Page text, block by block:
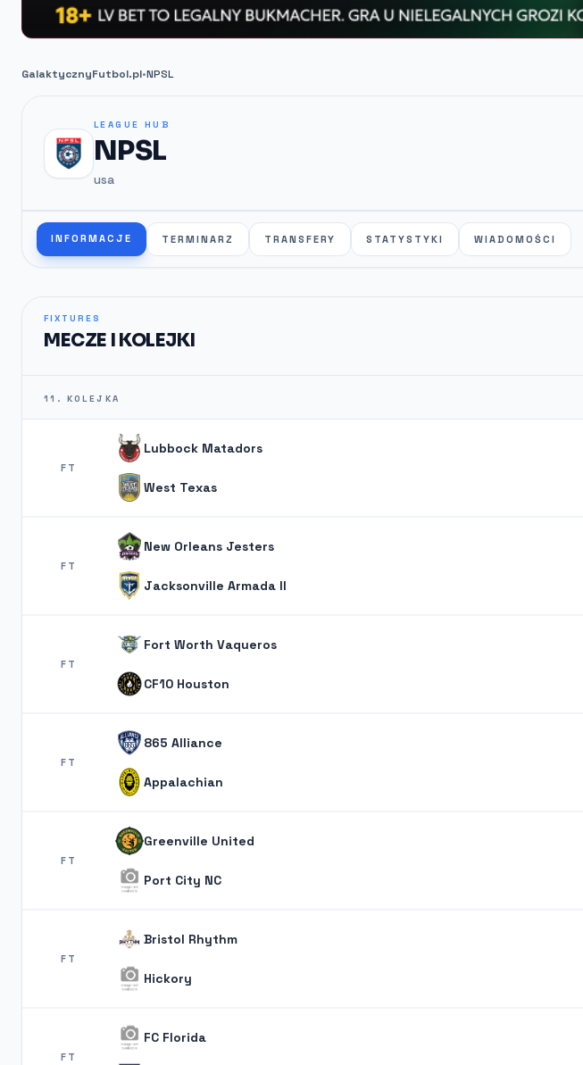
GalaktycznyFutbol.pl•NPSL
LEAGUE HUB
NPSL
usa
INFORMACJE TERMINARZ TRANSFERY STATYSTYKI WIADOMOŚCI
FIXTURES
MECZE I KOLEJKI
11. KOLEJKA
FT
Lubbock Matadors
West Texas
FT
New Orleans Jesters
Jacksonville Armada II
FT
Fort Worth Vaqueros
CF10 Houston
FT
865 Alliance
Appalachian
FT
Greenville United
Port City NC
FT
Bristol Rhythm
Hickory
FT
FC Florida